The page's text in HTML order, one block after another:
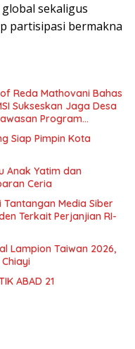
sekaligus
partisipasi bermakna
Reda Mathovani Bahas
Sukseskan Jaga Desa
Program
Siap Pimpin Kota
Anak Yatim dan
Ceria
Tantangan Media Siber
Terkait Perjanjian RI-
Lampion Taiwan 2026,
ABAD 21